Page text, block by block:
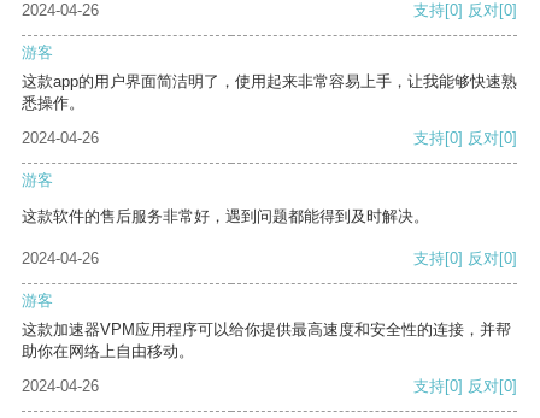
2024-04-26 支持[0] 反对[0]
游客
这款app的用户界面简洁明了，使用起来非常容易上手，让我能够快速熟
悉操作。
2024-04-26
支持[0] 反对[0]
游客
这款软件的售后服务非常好，遇到问题都能得到及时解决。
2024-04-26 支持[0] 反对[0]
游客
这款加速器VPM应用程序可以给你提供最高速度和安全性的连接，并帮
助你在网络上自由移动。
2024-04-26
支持[0] 反对[0]